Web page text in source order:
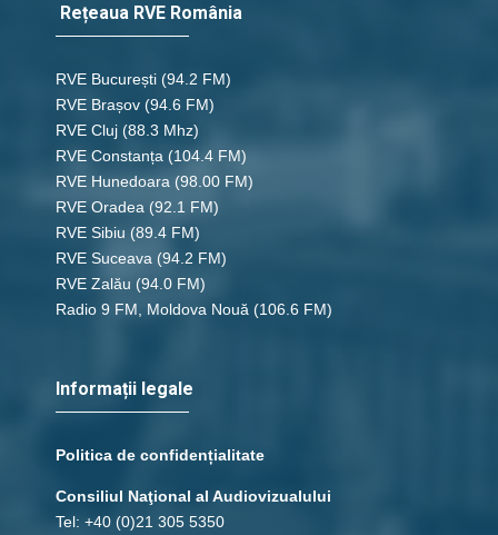
Rețeaua RVE România
RVE București (94.2 FM)
RVE Brașov (94.6 FM)
RVE Cluj (88.3 Mhz)
RVE Constanța (104.4 FM)
RVE Hunedoara (98.00 FM)
RVE Oradea (92.1 FM)
RVE Sibiu (89.4 FM)
RVE Suceava (94.2 FM)
RVE Zalău (94.0 FM)
Radio 9 FM, Moldova Nouă (106.6 FM)
Informații legale
Politica de confidențialitate
Consiliul Naţional al Audiovizualului
Tel: +40 (0)21 305 5350